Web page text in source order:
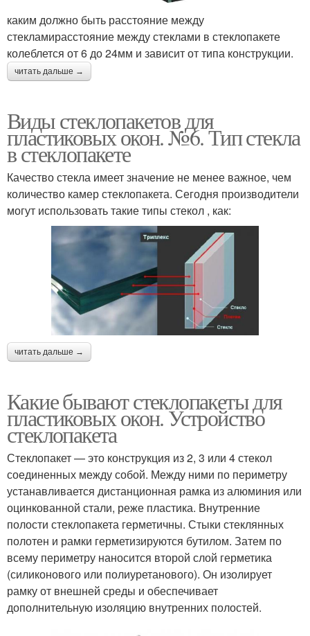
каким должно быть расстояние между
стекламирасстояние между стеклами в стеклопакете
колеблется от 6 до 24мм и зависит от типа конструкции.
читать дальше →
Виды стеклопакетов для
пластиковых окон. №6. Тип стекла
в стеклопакете
Качество стекла имеет значение не менее важное, чем
количество камер стеклопакета. Сегодня производители
могут использовать такие типы стекол , как:
читать дальше →
Какие бывают стеклопакеты для
пластиковых окон. Устройство
стеклопакета
Стеклопакет — это конструкция из 2, 3 или 4 стекол
соединенных между собой. Между ними по периметру
устанавливается дистанционная рамка из алюминия или
оцинкованной стали, реже пластика. Внутренние
полости стеклопакета герметичны. Стыки стеклянных
полотен и рамки герметизируются бутилом. Затем по
всему периметру наносится второй слой герметика
(силиконового или полиуретанового). Он изолирует
рамку от внешней среды и обеспечивает
дополнительную изоляцию внутренних полостей.